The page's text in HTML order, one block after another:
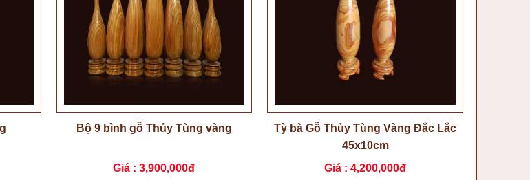
Bộ 9 bình gỗ Thủy Tùng vàng
Giá :3,900,000đ
Tỳ bà Gỗ Thủy Tùng Vàng Đắc Lắc
45x10cm
Giá :4,200,000đ